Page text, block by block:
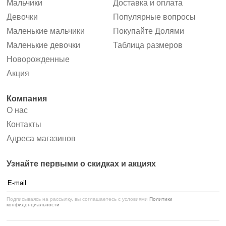
Мальчики
Девочки
Маленькие мальчики
Маленькие девочки
Новорожденные
Акция
Доставка и оплата
Популярные вопросы
Покупайте Долями
Таблица размеров
Компания
О нас
Контакты
Адреса магазинов
Узнайте первыми о скидках и акциях
Подписываясь на рассылку, вы соглашаетесь с условиями Политики
конфиденциальности